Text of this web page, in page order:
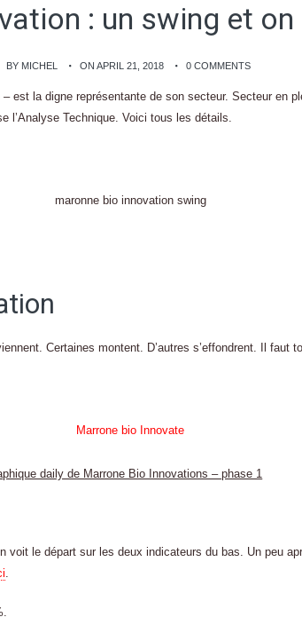
: un swing et on
BY MICHEL ON APRIL 21, 2018 0 COMMENTS
est la digne représentante de son secteur. Secteur en
l’Analyse Technique. Voici tous les détails.
Certaines montent. D’autres s’effondrent. Il faut
daily de Marrone Bio Innovations – phase 1
voit le départ sur les deux indicateurs du bas. Un peu
.